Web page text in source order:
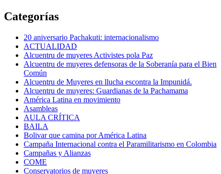
Categorías
20 aniversario Pachakuti: internacionalismo
ACTUALIDAD
Alcuentru de muyeres Activistes pola Paz
Alcuentru de muyeres defensoras de la Soberanía para el Bien
Común
Alcuentru de Muyeres en llucha escontra la Impunidá.
Alcuentru de muyeres: Guardianas de la Pachamama
América Latina en movimiento
Asambleas
AULA CRÍTICA
BAILA
Bolivar que camina por América Latina
Campaña Internacional contra el Paramilitarismo en Colombia
Campañas y Alianzas
COME
Conservatorios de muyeres